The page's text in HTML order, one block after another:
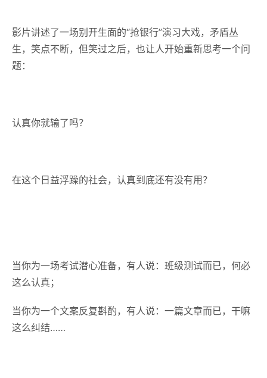
影片讲述了一场别开生面的“抢银行”演习大戏，矛盾丛
生，笑点不断，但笑过之后，也让人开始重新思考一个问
题：
认真你就输了吗？
在这个日益浮躁的社会，认真到底还有没有用？
当你为一场考试潜心准备，有人说：班级测试而已，何必
这么认真；
当你为一个文案反复斟酌，有人说：一篇文章而已，干嘛
这么纠结……